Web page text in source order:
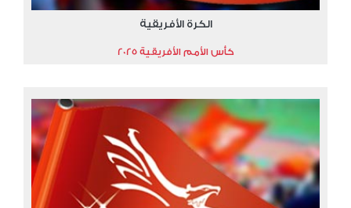
الكرة الأفريقية
كأس الأمم الأفريقية 2025